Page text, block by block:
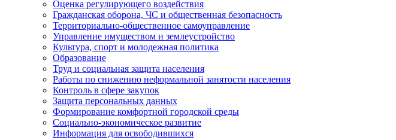
Оценка регулирующего воздействия
Гражданская оборона, ЧС и общественная безопасность
Территориально-общественное самоуправление
Управление имуществом и землеустройство
Культура, спорт и молодежная политика
Образование
Труд и социальная защита населения
Работы по снижению неформальной занятости населения
Контроль в сфере закупок
Защита персональных данных
Формирование комфортной городской среды
Социально-экономическое развитие
Информация для освободившихся